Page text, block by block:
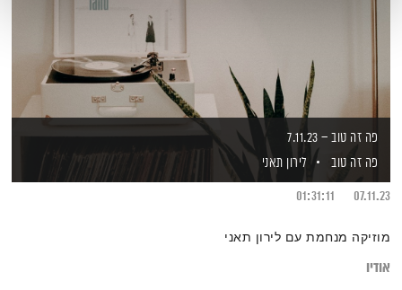
פה זה טוב – 7.11.23
פה זה טוב
לירון תאני
07.11.23
01:31:11
מוזיקה מנחמת עם לירון תאני
אודיו